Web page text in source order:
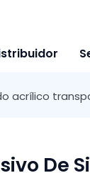
acrílico
De